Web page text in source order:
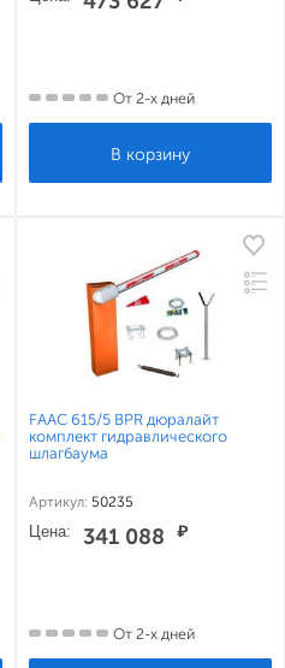
От 2-х дней
FAAC 615/5 BPR дюралайт
комплект гидравлического
шлагбаума
Артикул: 50235
Цена: 341 088 ₽
От 2-х дней